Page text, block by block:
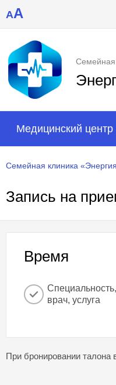
AA
Семейная
Медицинский центр
Семейная клиника
Запись на
Время
Специальность,
врач, услуга
При бронировании талона